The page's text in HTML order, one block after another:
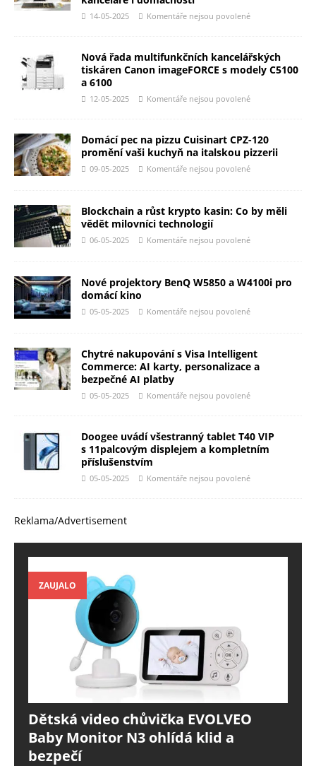
14-05-2025 Komentáře nejsou povolené
Nová řada multifunkčních kancelářských
tiskáren Canon imageFORCE s modely C5100
a 6100
12-05-2025 Komentáře nejsou povolené
Domácí pec na pizzu Cuisinart CPZ-120
promění vaši kuchyň na italskou pizzerii
09-05-2025 Komentáře nejsou povolené
Blockchain a růst krypto kasin: Co by měli
vědět milovníci technologií
06-05-2025 Komentáře nejsou povolené
Nové projektory BenQ W5850 a W4100i pro
domácí kino
05-05-2025 Komentáře nejsou povolené
Chytré nakupování s Visa Intelligent
Commerce: AI karty, personalizace a
bezpečné AI platby
05-05-2025 Komentáře nejsou povolené
Doogee uvádí všestranný tablet T40 VIP
s 11palcovým displejem a kompletním
příslušenstvím
05-05-2025 Komentáře nejsou povolené
Reklama/Advertisement
ZAUJALO
Dětská video chůvička EVOLVEO
Baby Monitor N3 ohlídá klid a
bezpečí